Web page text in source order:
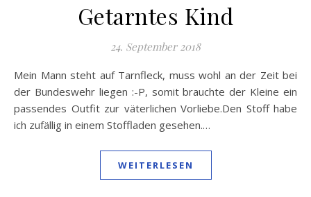
Getarntes Kind
24. September 2018
Mein Mann steht auf Tarnfleck, muss wohl an der Zeit bei
der Bundeswehr liegen :-P, somit brauchte der Kleine ein
passendes Outfit zur väterlichen Vorliebe.Den Stoff habe
ich zufällig in einem Stoffladen gesehen.…
WEITERLESEN